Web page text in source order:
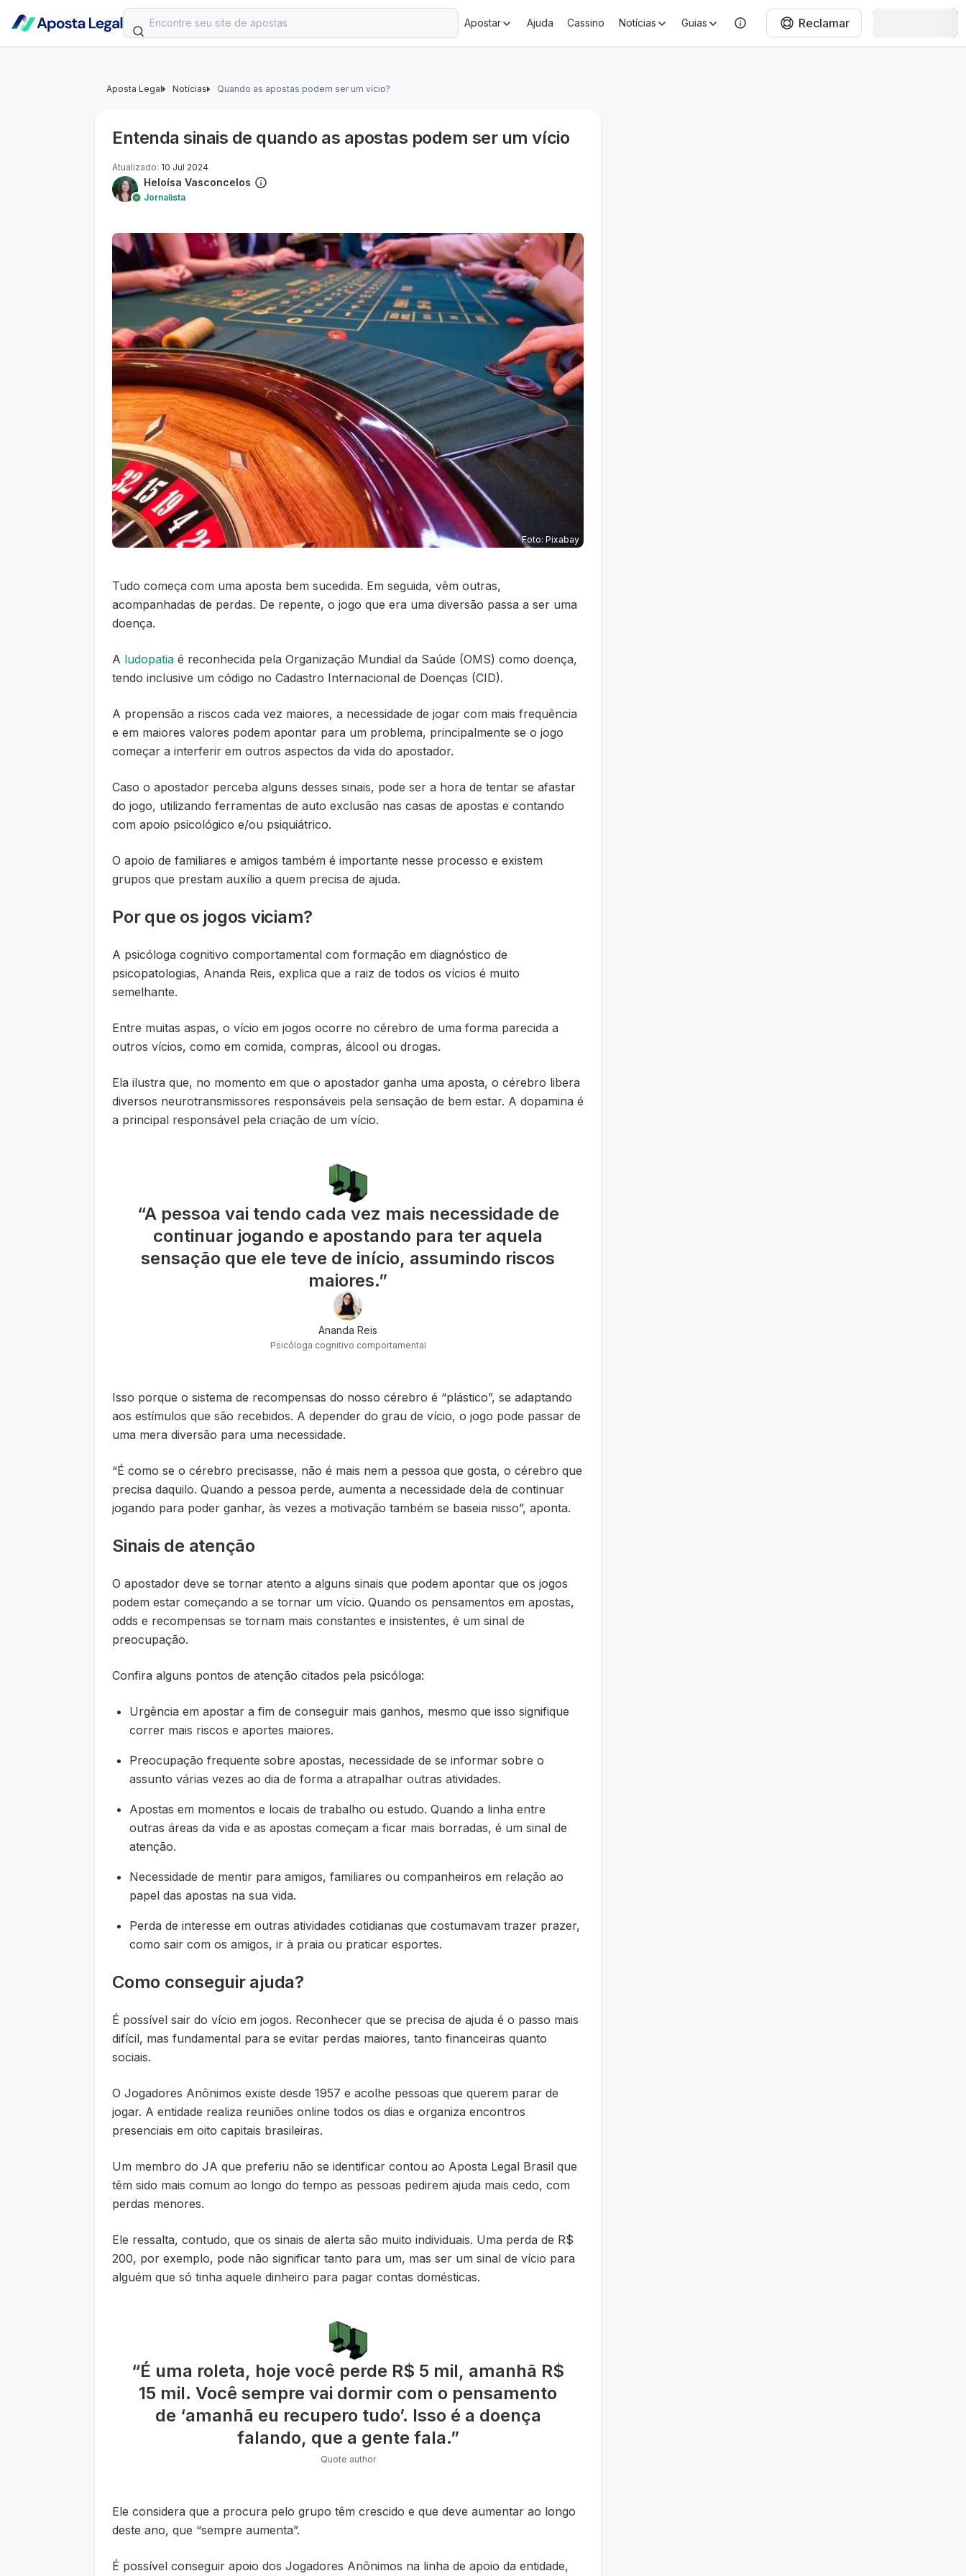
Apostar Ajuda Cassino Notícias Guias Reclamar
+18 Ministério da Fazenda adverte: aposta não é investimento.
Aposta Legal Notícias Quando as apostas podem ser um vício?
Entenda sinais de quando as apostas podem ser um vício
Atualizado: 10 Jul 2024
Heloísa Vasconcelos
Jornalista
Foto: Pixabay
Tudo começa com uma aposta bem sucedida. Em seguida, vêm outras,
acompanhadas de perdas. De repente, o jogo que era uma diversão passa a ser uma
doença.
A ludopatia é reconhecida pela Organização Mundial da Saúde (OMS) como doença,
tendo inclusive um código no Cadastro Internacional de Doenças (CID).
A propensão a riscos cada vez maiores, a necessidade de jogar com mais frequência
e em maiores valores podem apontar para um problema, principalmente se o jogo
começar a interferir em outros aspectos da vida do apostador.
Caso o apostador perceba alguns desses sinais, pode ser a hora de tentar se afastar
do jogo, utilizando ferramentas de auto exclusão nas casas de apostas e contando
com apoio psicológico e/ou psiquiátrico.
O apoio de familiares e amigos também é importante nesse processo e existem
grupos que prestam auxílio a quem precisa de ajuda.
Por que os jogos viciam?
A psicóloga cognitivo comportamental com formação em diagnóstico de
psicopatologias, Ananda Reis, explica que a raiz de todos os vícios é muito
semelhante.
Entre muitas aspas, o vício em jogos ocorre no cérebro de uma forma parecida a
outros vícios, como em comida, compras, álcool ou drogas.
Ela ilustra que, no momento em que o apostador ganha uma aposta, o cérebro libera
diversos neurotransmissores responsáveis pela sensação de bem estar. A dopamina é
a principal responsável pela criação de um vício.
“A pessoa vai tendo cada vez mais necessidade de
continuar jogando e apostando para ter aquela
sensação que ele teve de início, assumindo riscos
maiores.”
Ananda Reis
Psicóloga cognitivo comportamental
Isso porque o sistema de recompensas do nosso cérebro é “plástico”, se adaptando
aos estímulos que são recebidos. A depender do grau de vício, o jogo pode passar de
uma mera diversão para uma necessidade.
“É como se o cérebro precisasse, não é mais nem a pessoa que gosta, o cérebro que
precisa daquilo. Quando a pessoa perde, aumenta a necessidade dela de continuar
jogando para poder ganhar, às vezes a motivação também se baseia nisso”, aponta.
Sinais de atenção
O apostador deve se tornar atento a alguns sinais que podem apontar que os jogos
podem estar começando a se tornar um vício. Quando os pensamentos em apostas,
odds e recompensas se tornam mais constantes e insistentes, é um sinal de
preocupação.
Confira alguns pontos de atenção citados pela psicóloga:
Urgência em apostar a fim de conseguir mais ganhos, mesmo que isso signifique
correr mais riscos e aportes maiores.
Preocupação frequente sobre apostas, necessidade de se informar sobre o
assunto várias vezes ao dia de forma a atrapalhar outras atividades.
Apostas em momentos e locais de trabalho ou estudo. Quando a linha entre
outras áreas da vida e as apostas começam a ficar mais borradas, é um sinal de
atenção.
Necessidade de mentir para amigos, familiares ou companheiros em relação ao
papel das apostas na sua vida.
Perda de interesse em outras atividades cotidianas que costumavam trazer prazer,
como sair com os amigos, ir à praia ou praticar esportes.
Como conseguir ajuda?
É possível sair do vício em jogos. Reconhecer que se precisa de ajuda é o passo mais
difícil, mas fundamental para se evitar perdas maiores, tanto financeiras quanto
sociais.
O Jogadores Anônimos existe desde 1957 e acolhe pessoas que querem parar de
jogar. A entidade realiza reuniões online todos os dias e organiza encontros
presenciais em oito capitais brasileiras.
Um membro do JA que preferiu não se identificar contou ao Aposta Legal Brasil que
têm sido mais comum ao longo do tempo as pessoas pedirem ajuda mais cedo, com
perdas menores.
Ele ressalta, contudo, que os sinais de alerta são muito individuais. Uma perda de R$
200, por exemplo, pode não significar tanto para um, mas ser um sinal de vício para
alguém que só tinha aquele dinheiro para pagar contas domésticas.
“É uma roleta, hoje você perde R$ 5 mil, amanhã R$
15 mil. Você sempre vai dormir com o pensamento
de ‘amanhã eu recupero tudo’. Isso é a doença
falando, que a gente fala.”
Quote author
Ele considera que a procura pelo grupo têm crescido e que deve aumentar ao longo
deste ano, que “sempre aumenta”.
É possível conseguir apoio dos Jogadores Anônimos na linha de apoio da entidade,